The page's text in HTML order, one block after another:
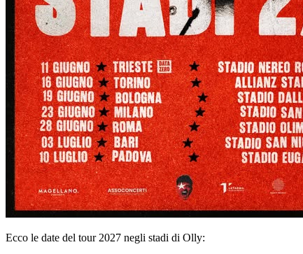
Ecco le date del tour 2027 negli stadi di Olly: